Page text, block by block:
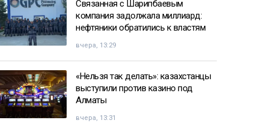
Связанная с Шарипбаевым
компания задолжала миллиард:
нефтяники обратились к властям
вчера, 13:29
«Нельзя так делать»: казахстанцы
выступили против казино под
Алматы
вчера, 13:31